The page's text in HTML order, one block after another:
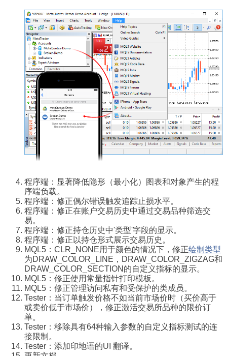
程序端：显著降低隐形（最小化）图表和对象产生的程
序端负载。
程序端：修正偶尔错误触发追踪止损水平。
程序端：修正在账户交易历史中通过交易品种筛选交
易。
程序端：修正持仓历史中'类型'字段的显示。
程序端：修正以持仓形式展示交易历史。
MQL5：CLR_NONE用于颜色的情况下，修正绘制类型
为DRAW_COLOR_LINE，DRAW_COLOR_ZIGZAG和
DRAW_COLOR_SECTION的自定义指标的显示。
MQL5：修正使用常量指针打印模板。
MQL5：修正管理访问私有和受保护的类成员。
Tester：当订单触发价格不如当前市场价时（买价高于
或卖价低于市场价），修正激活交易所品种的限价订
单。
Tester：移除具有64种输入参数的自定义指标测试的连
接限制。
Tester：添加印地语的UI 翻译。